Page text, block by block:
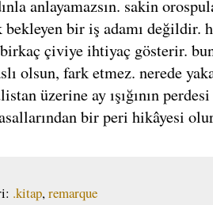
anlayamazsın. sakin
bekleyen bir iş adamı
birkaç çiviye ihtiyaç gösterir.
olsun, fark etmez. nerede
üzerine ay ışığının
bir peri hikâyesi
.kitap,remarque